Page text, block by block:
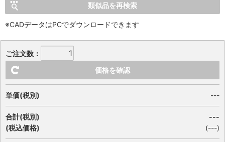
類似品を再検索
※CADデータはPCでダウンロードできます
ご注文数：
価格を確認
単価(税別) ---
合計(税別)
(税込価格)
---
(---)